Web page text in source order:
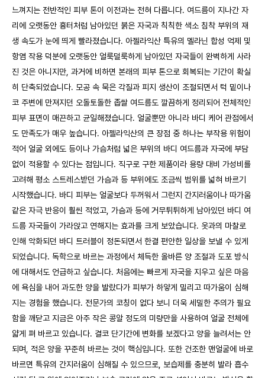
느껴지는 전반적인 피부 톤이 이전과는 전혀 다릅니다. 여드름이 지나간 자
리에 오랫동안 흉터처럼 남아있던 붉은 자국과 칙칙한 색소 침착 부위의 재
생 속도가 눈에 띄게 빨라졌습니다. 아젤라익산 특유의 멜라닌 합성 억제 및
항염 작용 덕분에 오랫동안 얼룩덜룩하게 남아있던 자국들이 완벽하게 사라
진 것은 아니지만, 과거에 비하면 본래의 피부 톤으로 회복되는 기간이 확실
히 단축되었습니다. 모공 속 묵은 각질과 피지 생산이 조절되면서 턱 밑이나
코 주변에 만져지던 오돌토돌한 좁쌀 여드름도 깔끔하게 정리되어 전체적인
피부 표면이 매끈하고 균일해졌습니다. 얼굴뿐만 아니라 바디 케어 관점에서
도 만족도가 매우 높습니다. 아젤라익산의 큰 장점 중 하나는 부작용 위험이
적어 얼굴 외에도 등이나 가슴처럼 넓은 부위의 바디 여드름과 자국에 부담
없이 적용할 수 있다는 점입니다. 직구로 구한 제품이라 용량 대비 가성비를
고려해 평소 스트레스받던 가슴과 등 부위에도 조금씩 범위를 넓혀 바르기
시작했습니다. 바디 피부는 얼굴보다 두꺼워서 그런지 간지러움이나 따가움
같은 자극 반응이 훨씬 적었고, 가슴과 등에 거무튀튀하게 남아있던 바디 여
드름 자국들이 가라앉고 연해지는 효과를 크게 보았습니다. 옷과의 마찰로
인해 악화되던 바디 트러블이 정돈되면서 한결 편안한 일상을 보낼 수 있게
되었습니다. 독학으로 바르는 과정에서 체득한 올바른 양 조절과 도포 방식
에 대해서도 언급하고 싶습니다. 처음에는 빠르게 자국을 지우고 싶은 마음
에 욕심을 내어 과도한 양을 발랐다가 피부가 하얗게 밀리고 따가움이 심해
지는 경험을 했습니다. 전문가의 코칭이 없다 보니 더욱 세밀한 주의가 필요
함을 깨닫고 지금은 아주 작은 콩알 정도의 미량만을 사용하여 얼굴 전체에
얇게 펴 바르고 있습니다. 결코 단기간에 변화를 보겠다고 양을 늘려서는 안
되며, 적은 양을 꾸준히 바르는 것이 핵심입니다. 또한 건조한 맨얼굴에 바로
바르면 특유의 간지러움이 심해질 수 있으므로, 보습제를 충분히 발라 흡수